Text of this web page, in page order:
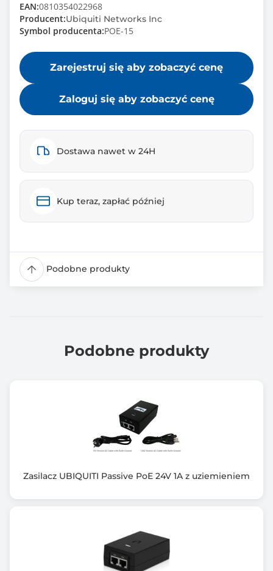
EAN:0810354022968
Producent:Ubiquiti Networks Inc
Symbol producenta:POE-15
Zarejestruj się aby zobaczyć cenę
Zaloguj się aby zobaczyć cenę
Dostawa nawet w 24H
Kup teraz, zapłać później
Podobne produkty
Podobne produkty
Zasilacz UBIQUITI Passive PoE 24V 1A z uziemieniem